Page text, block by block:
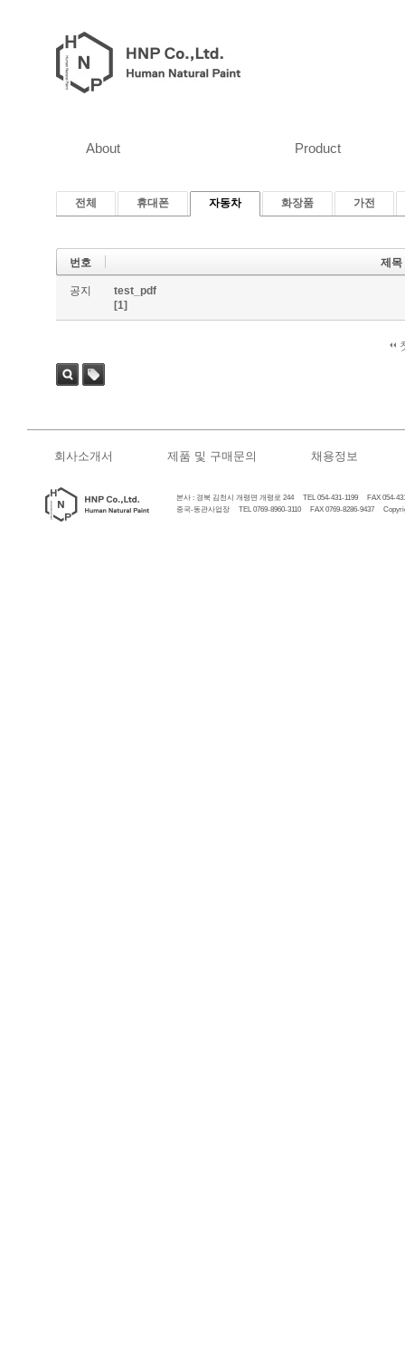
About Product
전체 휴대폰 자동차 화장품 가전
번호 제목
공지
test_pdf
[1]
회사소개서 제품 및 구매문의 채용정보
본사 : 경북 김천시 개령면 개령로 244 TEL 054-431-1199 FAX 054-
중국-동관사업장 TEL 0769-8960-3110 FAX 0769-8286-9437